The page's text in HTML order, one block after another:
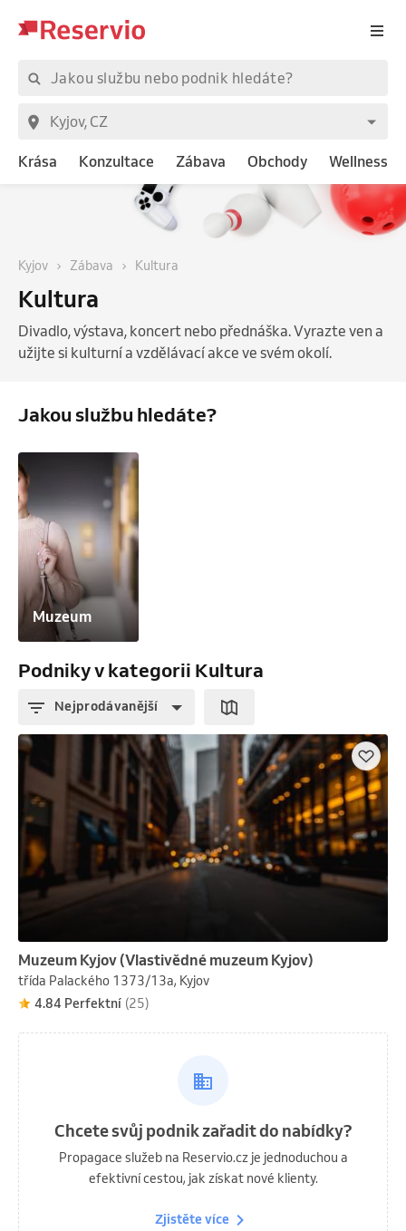
Krása Konzultace Zábava Obchody Wellness
Kyjov Zábava Kultura
Kultura
Divadlo, výstava, koncert nebo přednáška. Vyrazte ven a
užijte si kulturní a vzdělávací akce ve svém okolí.
Jakou službu hledáte?
Muzeum
Podniky v kategorii Kultura
Nejprodávanější
Muzeum Kyjov (Vlastivědné muzeum Kyjov)
třída Palackého 1373/13a, Kyjov
4.84 Perfektní (25)
Chcete svůj podnik zařadit do nabídky?
Propagace služeb na Reservio.cz je jednoduchou a
efektivní cestou, jak získat nové klienty.
Zjistěte více